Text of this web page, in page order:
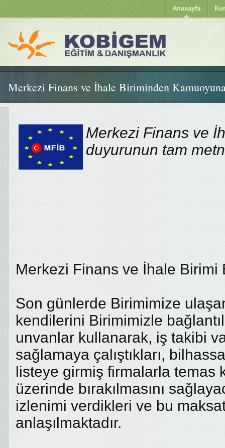
Anasayfa
Merkezi Finans ve İhale Biriminden
Merkezi Finans ve
duyurunun tam
Merkezi Finans ve İhale Birimi
Son günlerde Birimimize
kendilerini Birimimizle
unvanlar kullanarak, iş takibi
sağlamaya çalıştıkları,
listeye girmiş firmalarla temas
üzerinde bırakılmasını
izlenimi verdikleri ve bu
anlaşılmaktadır.